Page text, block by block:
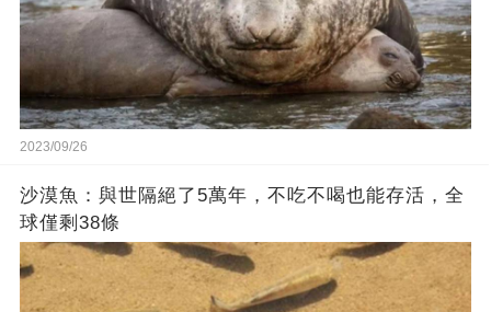
2023/09/26
沙漠魚：與世隔絕了5萬年，不吃不喝也能存活，全
球僅剩38條